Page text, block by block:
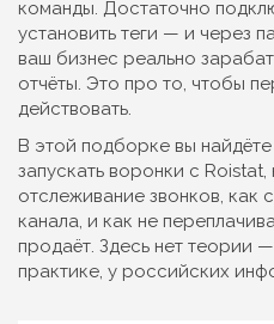
команды. Достаточно
установить теги — и через
ваш бизнес реально
отчёты. Это про то, чтобы
действовать.
В этой подборке вы
запускать воронки с Roistat,
отслеживание звонков, как
канала, и как не
продаёт. Здесь нет теории
практике, у российских